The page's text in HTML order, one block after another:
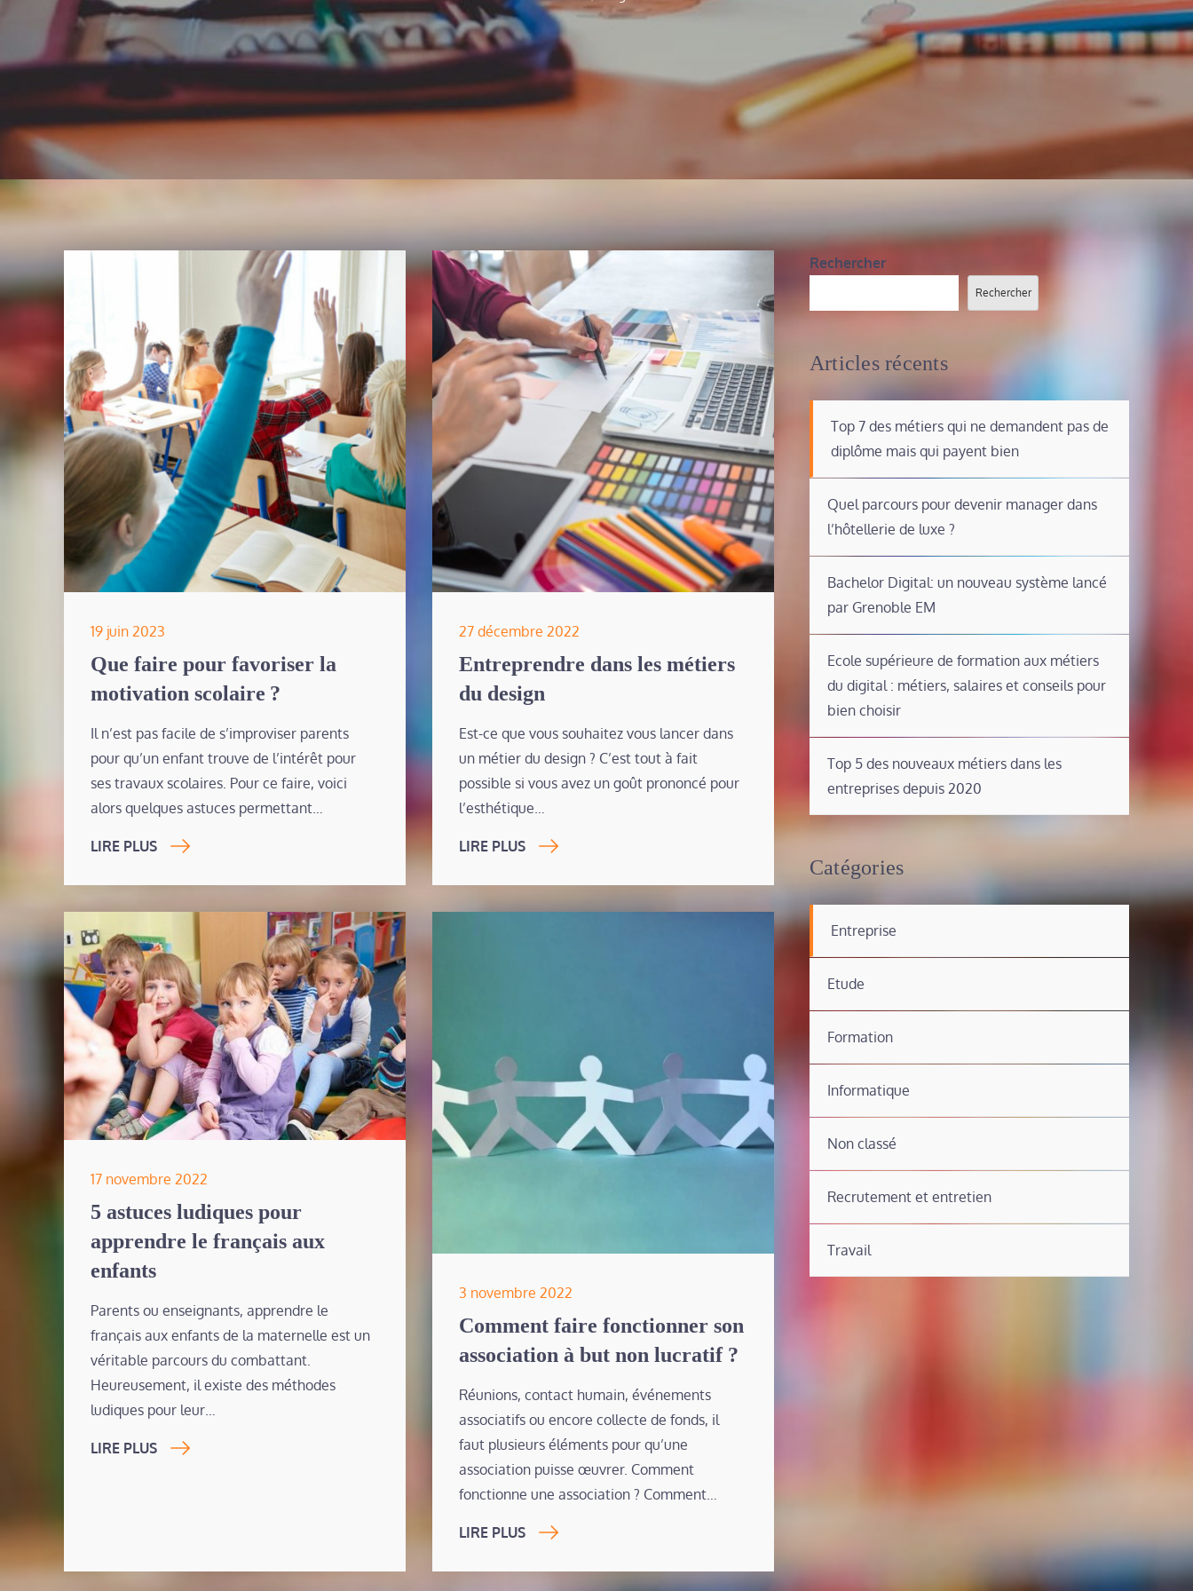
Posted
on
19 juin 2023
Que faire pour favoriser la
motivation scolaire ?
Il n’est pas facile de s’improviser parents
pour qu’un enfant trouve de l’intérêt pour
ses travaux scolaires. Pour ce faire, voici
alors quelques astuces permettant…
LIRE PLUS
Posted
on
27 décembre 2022
Entreprendre dans les métiers
du design
Est-ce que vous souhaitez vous lancer dans
un métier du design ? C’est tout à fait
possible si vous avez un goût prononcé pour
l’esthétique…
LIRE PLUS
Posted
on
17 novembre 2022
5 astuces ludiques pour
apprendre le français aux
enfants
Parents ou enseignants, apprendre le
français aux enfants de la maternelle est un
véritable parcours du combattant.
Heureusement, il existe des méthodes
ludiques pour leur…
LIRE PLUS
Posted
on
3 novembre 2022
Comment faire fonctionner son
association à but non lucratif ?
Réunions, contact humain, événements
associatifs ou encore collecte de fonds, il
faut plusieurs éléments pour qu’une
association puisse œuvrer. Comment
fonctionne une association ? Comment…
LIRE PLUS
Rechercher
Rechercher
Articles récents
Top 7 des métiers qui ne demandent pas de
diplôme mais qui payent bien
Quel parcours pour devenir manager dans
l’hôtellerie de luxe ?
Bachelor Digital: un nouveau système lancé
par Grenoble EM
Ecole supérieure de formation aux métiers
du digital : métiers, salaires et conseils pour
bien choisir
Top 5 des nouveaux métiers dans les
entreprises depuis 2020
Catégories
Entreprise
Etude
Formation
Informatique
Non classé
Recrutement et entretien
Travail